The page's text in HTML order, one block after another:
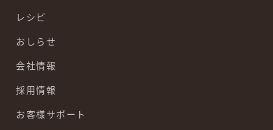
レシピ
おしらせ
会社情報
採用情報
お客様サポート